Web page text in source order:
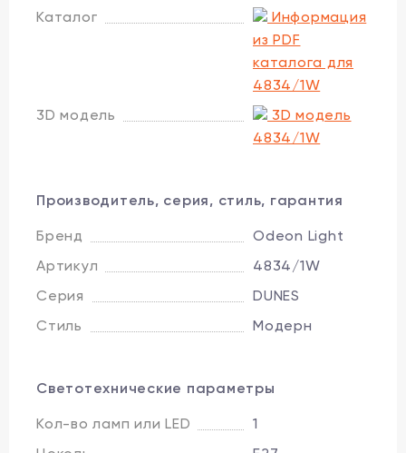
Каталог
Информация
из PDF
каталога для
4834/1W
3D модель
3D модель
4834/1W
Производитель, серия, стиль, гарантия
Бренд
Odeon Light
Артикул
4834/1W
Серия
DUNES
Стиль
Модерн
Светотехнические параметры
Кол-во ламп или LED
1